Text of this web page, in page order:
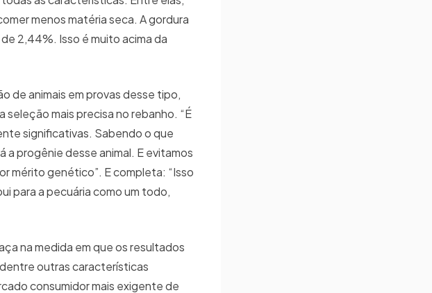
menos matéria seca. A gordura
2,44%. Isso é muito acima da
de animais em provas desse tipo,
mais precisa no rebanho. “É
significativas. Sabendo o que
a progênie desse animal. E evitamos
mérito genético”. E completa: “Isso
para a pecuária como um todo,
na medida em que os resultados
outras características
consumidor mais exigente de